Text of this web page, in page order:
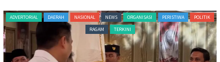
ADVERTORIAL DAERAH NASIONAL NEWS ORGANISASI PERISTIWA
POLITIK
RAGAM
TERKINI